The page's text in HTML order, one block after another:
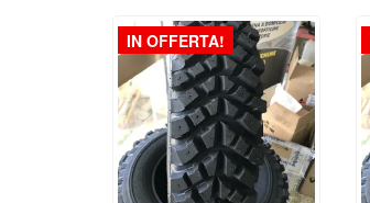
IN OFFERTA!